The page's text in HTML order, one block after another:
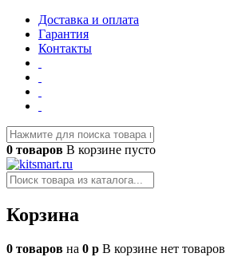
Доставка и оплата
Гарантия
Контакты
0 товаров В корзине пусто
Корзина
0 товаров на 0 р В корзине нет товаров